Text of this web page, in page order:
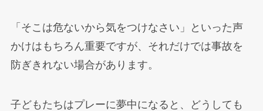
「そこは危ないから気をつけなさい」といった声
かけはもちろん重要ですが、それだけでは事故を
防ぎきれない場合があります。
子どもたちはプレーに夢中になると、どうしても